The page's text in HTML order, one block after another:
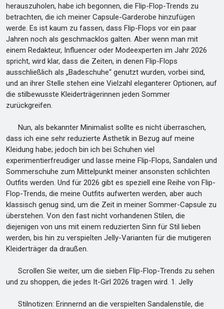
herauszuholen, habe ich begonnen, die Flip-Flop-Trends zu
betrachten, die ich meiner Capsule-Garderobe hinzufügen
werde. Es ist kaum zu fassen, dass Flip-Flops vor ein paar
Jahren noch als geschmacklos galten. Aber wenn man mit
einem Redakteur, Influencer oder Modeexperten im Jahr 2026
spricht, wird klar, dass die Zeiten, in denen Flip-Flops
ausschließlich als „Badeschuhe“ genutzt wurden, vorbei sind,
und an ihrer Stelle stehen eine Vielzahl eleganterer Optionen, auf
die stilbewusste Kleiderträgerinnen jeden Sommer
zurückgreifen.
Nun, als bekannter Minimalist sollte es nicht überraschen,
dass ich eine sehr reduzierte Ästhetik in Bezug auf meine
Kleidung habe; jedoch bin ich bei Schuhen viel
experimentierfreudiger und lasse meine Flip-Flops, Sandalen und
Sommerschuhe zum Mittelpunkt meiner ansonsten schlichten
Outfits werden. Und für 2026 gibt es speziell eine Reihe von Flip-
Flop-Trends, die meine Outfits aufwerten werden, aber auch
klassisch genug sind, um die Zeit in meiner Sommer-Capsule zu
überstehen. Von den fast nicht vorhandenen Stilen, die
diejenigen von uns mit einem reduzierten Sinn für Stil lieben
werden, bis hin zu verspielten Jelly-Varianten für die mutigeren
Kleiderträger da draußen.
Scrollen Sie weiter, um die sieben Flip-Flop-Trends zu sehen
und zu shoppen, die jedes It-Girl 2026 tragen wird. 1. Jelly
Stilnotizen: Erinnernd an die verspielten Sandalenstile, die